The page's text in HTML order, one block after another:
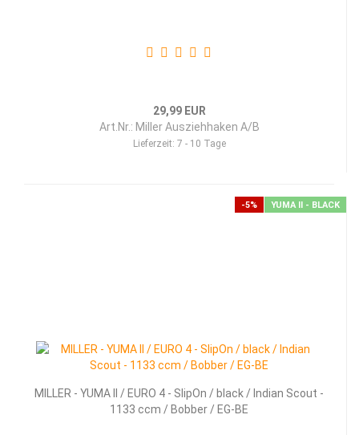
29,99 EUR
Art.Nr.: Miller Ausziehhaken A/B
Lieferzeit: 7 - 10 Tage
-5% YUMA II - BLACK
MILLER - YUMA II / EURO 4 - SlipOn / black / Indian Scout -
1133 ccm / Bobber / EG-BE